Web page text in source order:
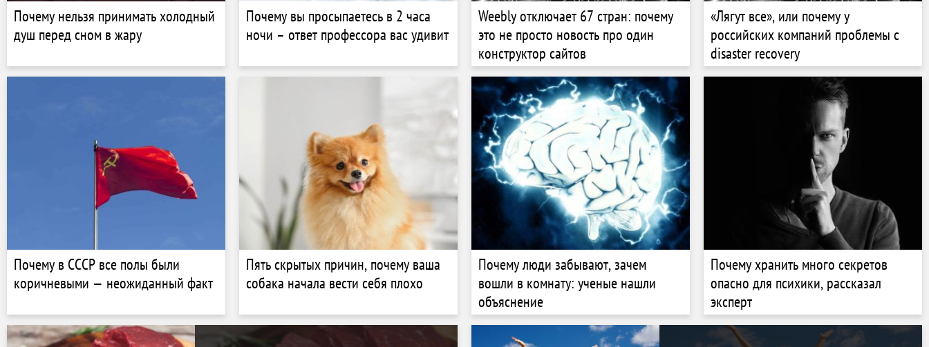
Почему нельзя принимать холодный
душ перед сном в жару
Почему вы просыпаетесь в 2 часа
ночи – ответ профессора вас удивит
Weebly отключает 67 стран: почему
это не просто новость про один
конструктор сайтов
«Лягут все», или почему у
российских компаний проблемы с
disaster recovery
Почему в СССР все полы были
коричневыми — неожиданный факт
Пять скрытых причин, почему ваша
собака начала вести себя плохо
Почему люди забывают, зачем
вошли в комнату: ученые нашли
объяснение
Почему хранить много секретов
опасно для психики, рассказал
эксперт